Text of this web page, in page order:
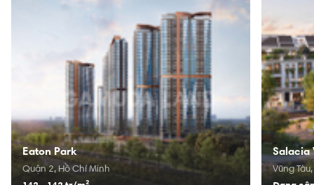
Eaton Park
Quận 2, Hồ Chí Minh
Salacia
Vũng